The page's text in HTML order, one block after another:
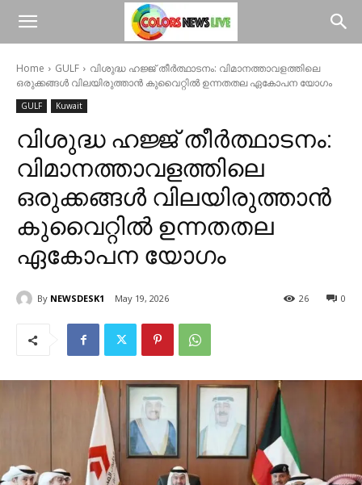
Home GULF
വിശുദ്ധ ഹജ്ജ് തീർത്ഥാടനം: വിമാനത്താവളത്തിലെ
ഒരുക്കങ്ങൾ വിലയിരുത്താൻ കുവൈറ്റിൽ ഉന്നതതല ഏകോപന യോഗം
GULF Kuwait
വിശുദ്ധ ഹജ്ജ് തീർത്ഥാടനം:
വിമാനത്താവളത്തിലെ
ഒരുക്കങ്ങൾ വിലയിരുത്താൻ
കുവൈറ്റിൽ ഉന്നതതല
ഏകോപന യോഗം
By NEWSDESK1 May 19, 2026 0
26